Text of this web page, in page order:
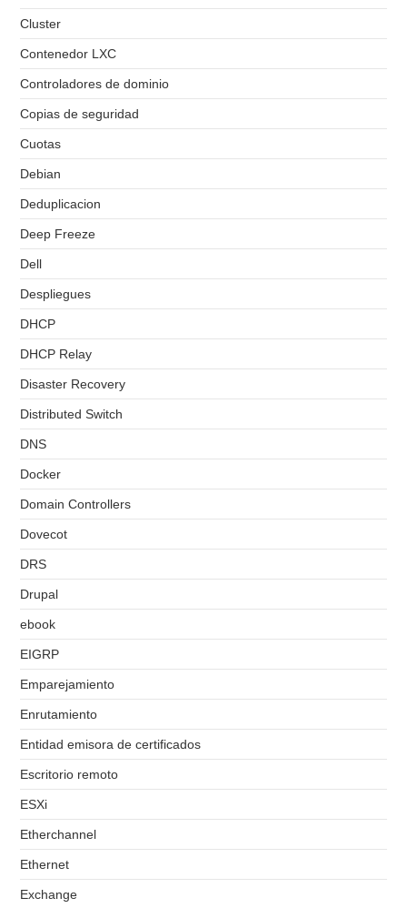
Cluster
Contenedor LXC
Controladores de dominio
Copias de seguridad
Cuotas
Debian
Deduplicacion
Deep Freeze
Dell
Despliegues
DHCP
DHCP Relay
Disaster Recovery
Distributed Switch
DNS
Docker
Domain Controllers
Dovecot
DRS
Drupal
ebook
EIGRP
Emparejamiento
Enrutamiento
Entidad emisora de certificados
Escritorio remoto
ESXi
Etherchannel
Ethernet
Exchange